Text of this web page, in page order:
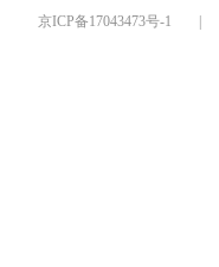
京ICP备17043473号-1